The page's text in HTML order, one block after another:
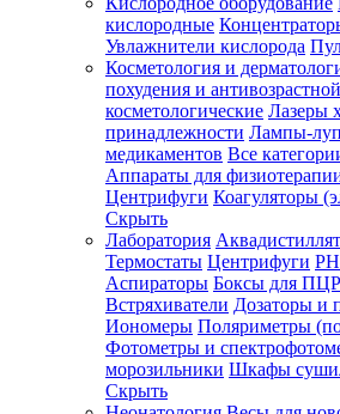
кислородные
Увлажнители кислорода
Косметология и
похудения и
косметологические Лазеры
принадлежности Лампы-
медикаментов Все
Аппараты для
Центрифуги Коагуляторы
Скрыть
Лаборатория
Термостаты Центрифуги
Аспираторы Боксы для
Встряхиватели Дозаторы и
Иономеры Поляриметры
Фотометры и
морозильники Шкафы
Скрыть